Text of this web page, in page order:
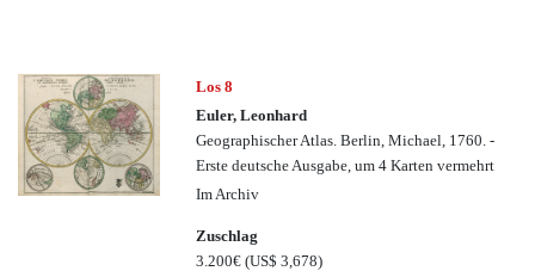
Los 8
Euler, Leonhard
Geographischer Atlas. Berlin, Michael, 1760. -
Erste deutsche Ausgabe, um 4 Karten vermehrt
Im Archiv
Zuschlag
3.200€(US$ 3,678)